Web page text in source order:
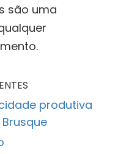
são uma
produtiva